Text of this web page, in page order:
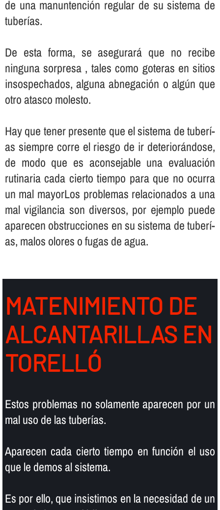
de una manuntención regular de su sistema de
tuberí­as.
De esta forma, se asegurará que no recibe
ninguna sorpresa , tales como goteras en sitios
insospechados, alguna abnegación o algún que
otro atasco molesto.
Hay que tener presente que el sistema de tuberí­
as siempre corre el riesgo de ir deteriorándose,
de modo que es aconsejable una evaluación
rutinaria cada cierto tiempo para que no ocurra
un mal mayorLos problemas relacionados a una
mal vigilancia son diversos, por ejemplo puede
aparecen obstrucciones en su sistema de tuberí­
as, malos olores o fugas de agua.
MATENIMIENTO DE
ALCANTARILLAS EN
TORELLÓ
Estos problemas no solamente aparecen por un
mal uso de las tuberí­as.
Aparecen cada cierto tiempo en función el uso
que le demos al sistema.
Es por ello, que insistimos en la necesidad de un